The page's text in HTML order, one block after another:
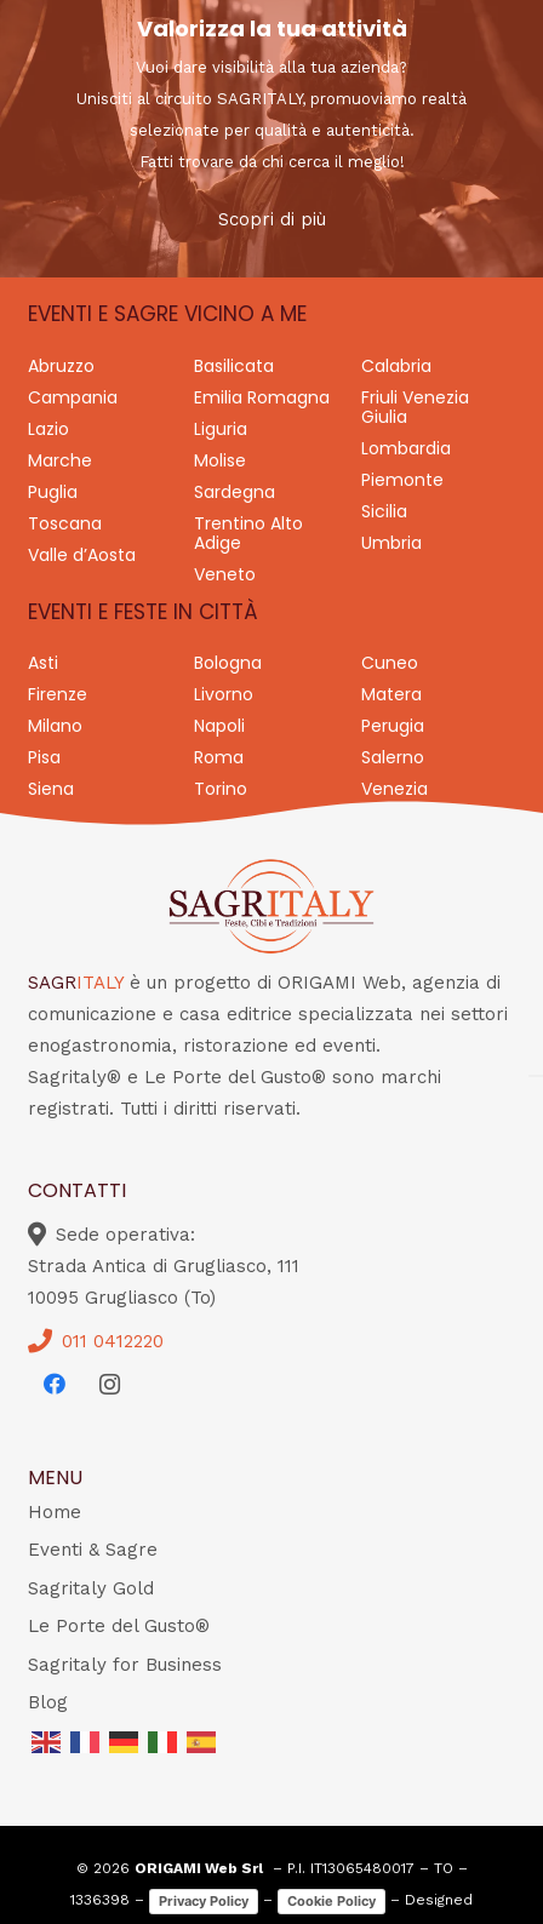
Valorizza la tua attività
Vuoi dare visibilità alla tua azienda?
Unisciti al circuito SAGRITALY, promuoviamo realtà
selezionate per qualità e autenticità.
Fatti trovare da chi cerca il meglio!
Scopri di più
EVENTI E SAGRE VICINO A ME
Abruzzo Basilicata
Calabria
Campania
Emilia Romagna
Friuli Venezia
Giulia
Lazio
Liguria
Lombardia
Marche
Molise
Piemonte
Puglia
Sardegna
Sicilia
Toscana
Trentino Alto
Adige
Umbria
Valle d’Aosta
Veneto
EVENTI E FESTE IN CITTÀ
Asti Bologna
Cuneo
Firenze
Livorno
Matera
Milano
Napoli
Perugia
Pisa
Roma
Salerno
Siena
Torino Venezia
SAGRITALY è un progetto di ORIGAMI Web, agenzia di
comunicazione e casa editrice specializzata nei settori
enogastronomia, ristorazione ed eventi.
Sagritaly® e Le Porte del Gusto® sono marchi
registrati. Tutti i diritti riservati.
CONTATTI
Sede operativa:
Strada Antica di Grugliasco, 111
10095 Grugliasco (To)
011 0412220
MENU
Home
Eventi & Sagre
Sagritaly Gold
Le Porte del Gusto®
Sagritaly for Business
Blog
© 2026 ORIGAMI Web Srl– P.I. IT13065480017 – TO –
1336398 –
Privacy Policy – Cookie Policy
– Designed